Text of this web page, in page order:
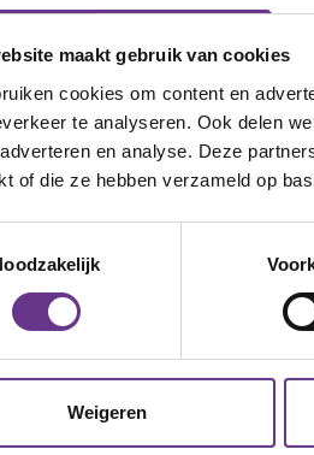
maakt gebruik van cookies
cookies om content en
te analyseren. Ook delen
en analyse. Deze
of die ze hebben verzameld op
Weigeren
dingen op te sommen die niet
naar de dingen die die dag
gevoel en zorgt ervoor dat je
kind kan downsizen of zelfs
En ja, het zou heel fijn zijn
een hele volle vaatwasser is
wel haalbaar is. Alleen